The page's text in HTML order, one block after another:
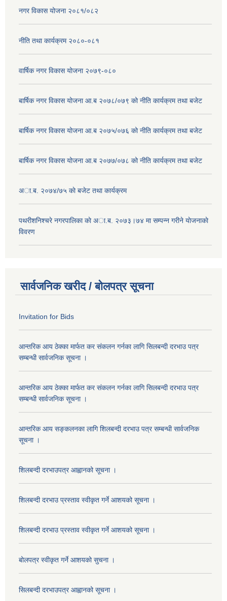
नगर विकास योजना २०८१/०८२
नीति तथा कार्यक्रम २०८०-०८१
वार्षिक नगर विकास योजना २०७९-०८०
बार्षिक नगर विकास योजना आ.ब २०७८/०७९ को नीति कार्यक्रम तथा बजेट
बार्षिक नगर विकास योजना आ.ब २०७५/०७६ को नीति कार्यक्रम तथा बजेट
बार्षिक नगर विकास योजना आ.ब २०७७/०७८ को नीति कार्यक्रम तथा बजेट
अा.ब. २०७४/७५ काे बजेट तथा कार्यक्रम
पथरीशनिश्चरे नगरपालिका काे अा.ब. २०७३।७४ मा सम्पन्न गरीने याेजनाकाे
विवरण
सार्वजनिक खरीद / बोलपत्र सूचना
Invitation for Bids
आन्तरिक आय ठेक्का मार्फत कर संकलन गर्नका लागि सिलबन्दी दरभाउ पत्र
सम्बन्धी सार्वजनिक सूचना ।
आन्तरिक आय ठेक्का मार्फत कर संकलन गर्नका लागि सिलबन्दी दरभाउ पत्र
सम्बन्धी सार्वजनिक सूचना ।
आन्तरिक आय सङ्कलनका लागि शिलबन्दी दरभाउ पत्र सम्बन्धी सार्वजनिक
सूचना ।
शिलबन्दी दरभाउपत्र आह्वानको सूचना ।
शिलबन्दी दरभाउ प्रस्ताव स्वीकृत गर्ने आशयको सूचना ।
शिलबन्दी दरभाउ प्रस्ताव स्वीकृत गर्ने आशयको सूचना ।
बोलपत्र स्वीकृत गर्ने आशयको सुचना ।
सिलबन्दी दरभाउपत्र आह्वानको सूचना ।